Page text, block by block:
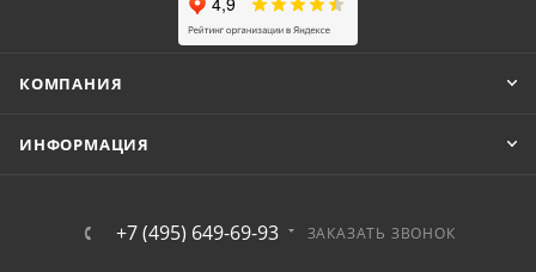
КОМПАНИЯ
ИНФОРМАЦИЯ
+7 (495) 649-69-93 ЗАКАЗАТЬ ЗВОНОК